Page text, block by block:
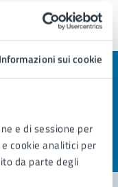
Informazioni sui cookie
e di sessione per
cookie analitici per
da parte degli
a 5 stelle)la chiarezza delle